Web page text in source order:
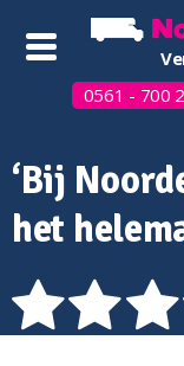
0561 - 700
‘Bij
het